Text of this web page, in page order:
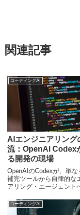
関連記事
コーディングAI
AIエンジニアリング
流：OpenAI Codex
る開発の現場
OpenAIのCodexが、単な
補完ツールから自律的な
アリング・エージェント
にもたらす変化を独自視
します。
コーディングAI